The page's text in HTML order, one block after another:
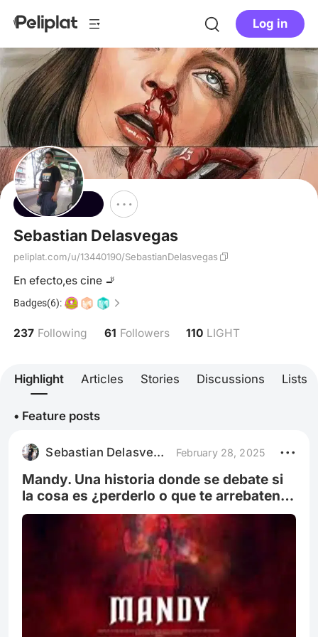
Log in
Follow
Sebastian Delasvegas
peliplat.com/u/13440190/SebastianDelasvegas
En efecto,es cine 🚬
Badges(6):
237 Following 61 Followers 110 LIGHT
Highlight Articles Stories Discussions Lists
• Feature posts
Sebastian Delasvegas February 28, 2025
Mandy. Una historia donde se debate si
la cosa es ¿perderlo o que te arrebaten
todo?